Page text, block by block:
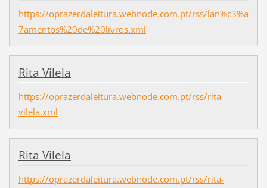
https://oprazerdaleitura.webnode.com.pt/rss/lan%c3%a
7amentos%20de%20livros.xml
Rita Vilela
https://oprazerdaleitura.webnode.com.pt/rss/rita-
vilela.xml
Rita Vilela
https://oprazerdaleitura.webnode.com.pt/rss/rita-